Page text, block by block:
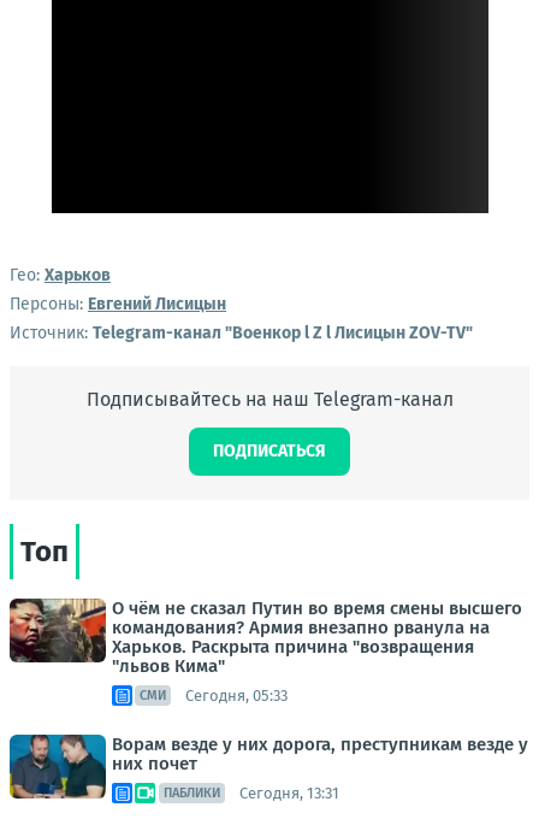
Гео: Харьков
Персоны: Евгений Лисицын
Источник: Telegram-канал "Военкор l Z l Лисицын ZOV-TV"
Подписывайтесь на наш Telegram-канал
ПОДПИСАТЬСЯ
Топ
О чём не сказал Путин во время смены высшего
командования? Армия внезапно рванула на
Харьков. Раскрыта причина "возвращения
"львов Кима"
СМИ Сегодня, 05:33
Ворам везде у них дорога, преступникам везде у
них почет
ПАБЛИКИ Сегодня, 13:31